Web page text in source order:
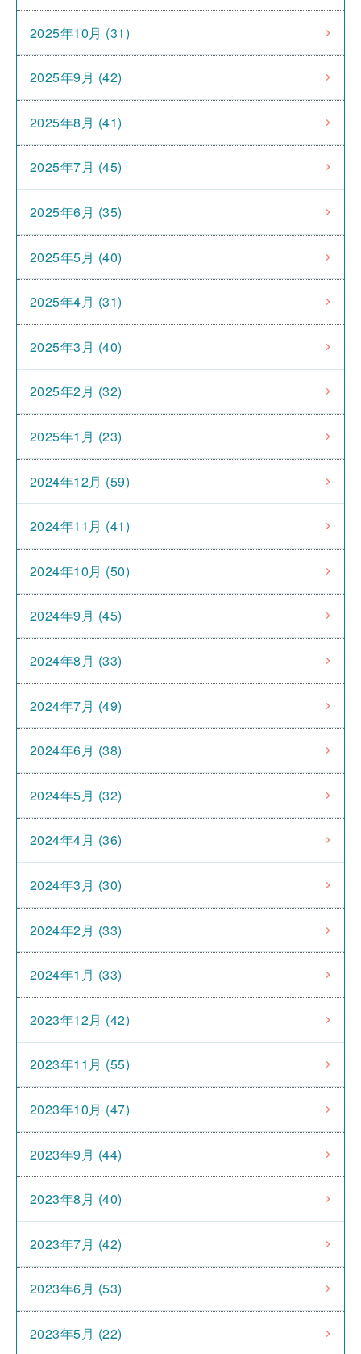
2025年10月 (31)
2025年9月 (42)
2025年8月 (41)
2025年7月 (45)
2025年6月 (35)
2025年5月 (40)
2025年4月 (31)
2025年3月 (40)
2025年2月 (32)
2025年1月 (23)
2024年12月 (59)
2024年11月 (41)
2024年10月 (50)
2024年9月 (45)
2024年8月 (33)
2024年7月 (49)
2024年6月 (38)
2024年5月 (32)
2024年4月 (36)
2024年3月 (30)
2024年2月 (33)
2024年1月 (33)
2023年12月 (42)
2023年11月 (55)
2023年10月 (47)
2023年9月 (44)
2023年8月 (40)
2023年7月 (42)
2023年6月 (53)
2023年5月 (22)